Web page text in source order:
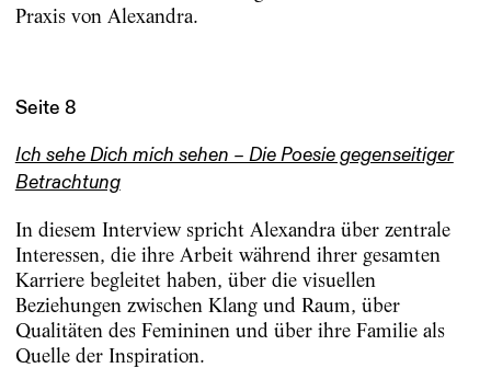
Praxis von Alexandra.
Seite 8
Ich sehe Dich mich sehen – Die Poesie gegenseitiger
Betrachtung
In diesem Interview spricht Alexandra über zentrale
Interessen, die ihre Arbeit während ihrer gesamten
Karriere begleitet haben, über die visuellen
Beziehungen zwischen Klang und Raum, über
Qualitäten des Femininen und über ihre Familie als
Quelle der Inspiration.